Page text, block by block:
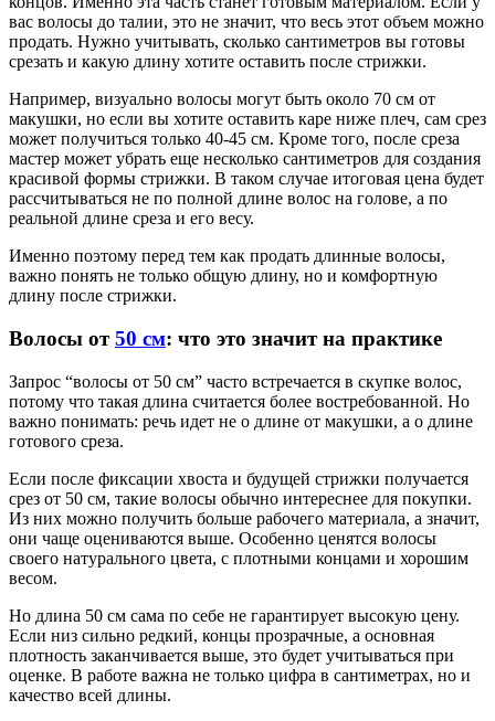
вас волосы до талии, это не значит, что весь этот объем можно
продать. Нужно учитывать, сколько сантиметров вы готовы
срезать и какую длину хотите оставить после стрижки.
Например, визуально волосы могут быть около 70 см от
макушки, но если вы хотите оставить каре ниже плеч, сам срез
может получиться только 40-45 см. Кроме того, после среза
мастер может убрать еще несколько сантиметров для создания
красивой формы стрижки. В таком случае итоговая цена будет
рассчитываться не по полной длине волос на голове, а по
реальной длине среза и его весу.
Именно поэтому перед тем как продать длинные волосы,
важно понять не только общую длину, но и комфортную
длину после стрижки.
Волосы от50 см: что это значит на практике
Запрос “волосы от 50 см” часто встречается в скупке волос,
потому что такая длина считается более востребованной. Но
важно понимать: речь идет не о длине от макушки, а о длине
готового среза.
Если после фиксации хвоста и будущей стрижки получается
срез от 50 см, такие волосы обычно интереснее для покупки.
Из них можно получить больше рабочего материала, а значит,
они чаще оцениваются выше. Особенно ценятся волосы
своего натурального цвета, с плотными концами и хорошим
весом.
Но длина 50 см сама по себе не гарантирует высокую цену.
Если низ сильно редкий, концы прозрачные, а основная
плотность заканчивается выше, это будет учитываться при
оценке. В работе важна не только цифра в сантиметрах, но и
качество всей длины.